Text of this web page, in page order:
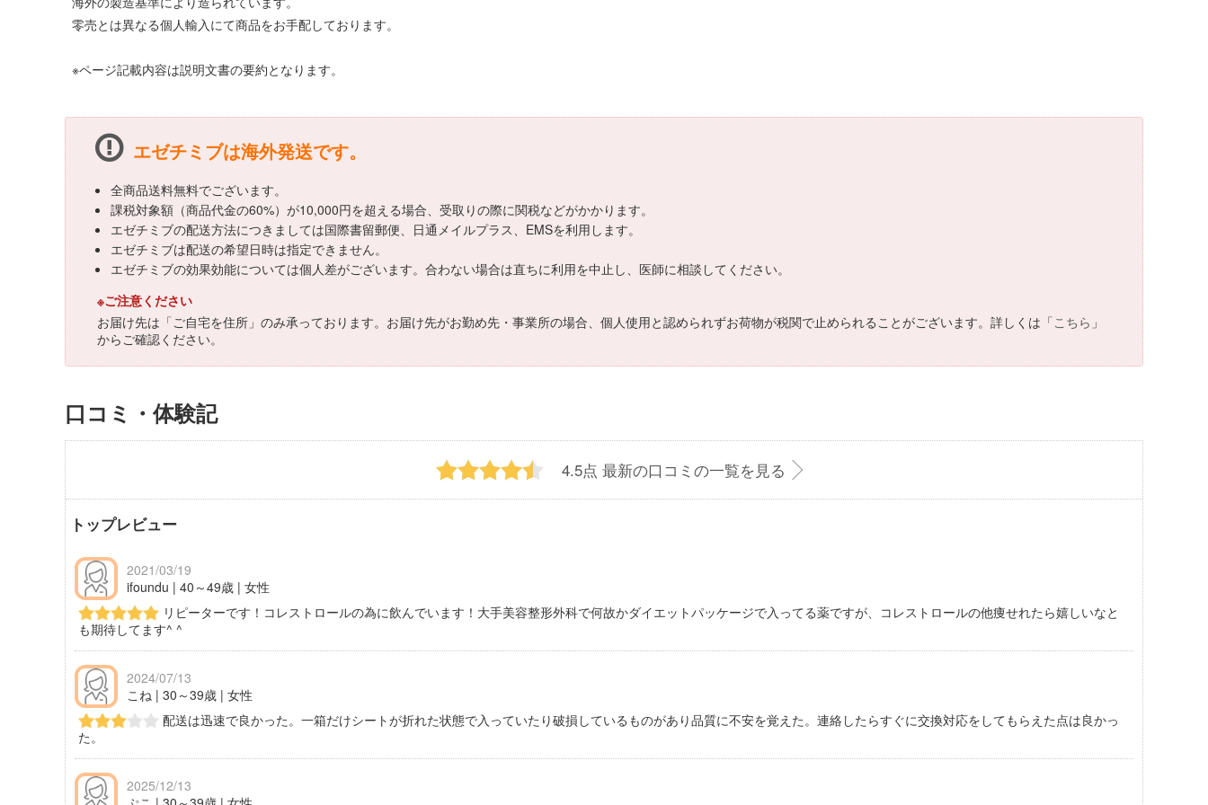
零売とは異なる個人輸入にて商品をお手配しております。
※ページ記載内容は説明文書の要約となります。
エゼチミブは海外発送です。
全商品送料無料でございます。
課税対象額（商品代金の60%）が10,000円を超える場合、受取りの際に関税などがかかります。
エゼチミブの配送方法につきましては国際書留郵便、日通メイルプラス、EMSを利用します。
エゼチミブは配送の希望日時は指定できません。
エゼチミブの効果効能については個人差がございます。合わない場合は直ちに利用を中止し、医師に相談してください。
※ご注意ください
お届け先は「ご自宅を住所」のみ承っております。お届け先がお勤め先・事業所の場合、個人使用と認められずお荷物が税関で止められることがございます。詳しくは「こちら 」
からご確認ください。
口コミ・体験記
4.5点 最新の口コミの一覧を見る
トップレビュー
2021/03/19
ifoundu | 40～49歳 | 女性
リピーターです！コレストロールの為に飲んでいます！大手美容整形外科で何故かダイエットパッケージで入ってる薬ですが、コレストロールの他痩せれたら嬉しいなと
も期待してます^ ^
2024/07/13
こね | 30～39歳 | 女性
配送は迅速で良かった。一箱だけシートが折れた状態で入っていたり破損しているものがあり品質に不安を覚えた。連絡したらすぐに交換対応をしてもらえた点は良かっ
た。
2025/12/13